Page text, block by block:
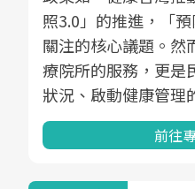
照3.0」的推進，「
關注的核心議題。然
療院所的服務，更是
狀況、啟動健康管理
前往